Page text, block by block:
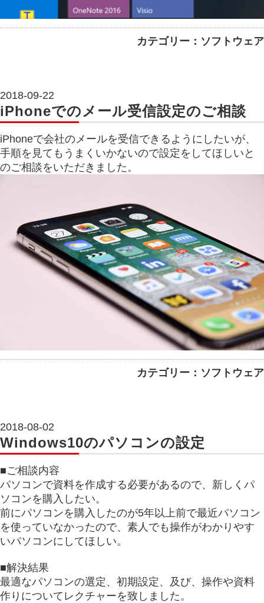
カテゴリー：ソフトウェア
2018-09-22
iPhoneでのメール受信設定のご相談
iPhoneで会社のメールを受信できるようにしたいが、
手順を見てもうまくいかないので設定をしてほしいと
のご相談をいただきました。
カテゴリー：ソフトウェア
2018-08-02
Windows10のパソコンの設定
■ご相談内容
パソコンで資料を作成する必要があるので、新しくパ
ソコンを購入したい。
前にパソコンを購入したのが5年以上前で最近パソコン
を使っていなかったので、素人でも操作がわかりやす
いパソコンにしてほしい。
■解決結果
最適なパソコンの選定、初期設定、及び、操作や資料
作りについてレクチャーを致しました。